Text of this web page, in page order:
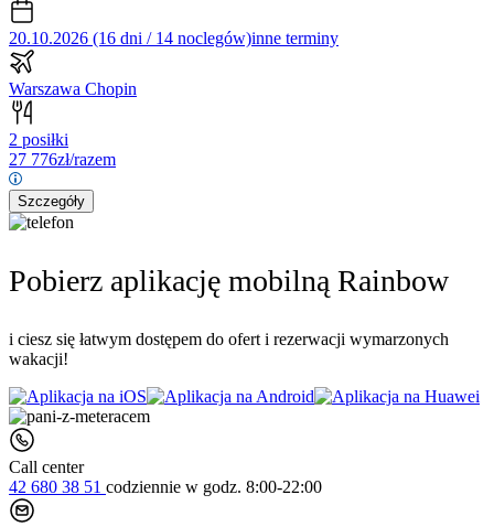
20.10.2026 (16 dni / 14 noclegów)inne terminy
Warszawa Chopin
2 posiłki
27 776zł/razem
Szczegóły
Pobierz aplikację mobilną Rainbow
i ciesz się łatwym dostępem do ofert i rezerwacji wymarzonych
wakacji!
Call center
42 680 38 51 codziennie w godz. 8:00-22:00